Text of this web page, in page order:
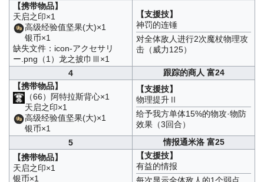
【携带物品】
天启之印×1
高级经验值坚果(大)×1
银币×1
缺失文件：icon-アクセサリ
ー.png（1）龙之披巾Ⅲ×1
【支援技】
神罚的连锤
对全体敌人进行2次魔杖物理攻
击（威力125）
4
跟踪的商人 富24
【携带物品】
（66）阿特拉斯背心×1
天启之印×1
高级经验值坚果(大)×1
银币×1
【支援技】
物理提升Ⅱ
给予我方单体15%的物攻·物防
效果（3回合）
5
情报通米洛 富25
【携带物品】
天启之印×1
银币×1
【支援技】
有益的情报